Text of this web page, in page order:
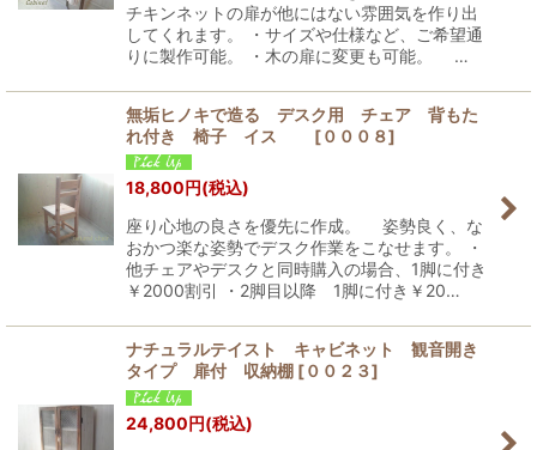
チキンネットの扉が他にはない雰囲気を作り出
してくれます。 ・サイズや仕様など、ご希望通
りに製作可能。 ・木の扉に変更も可能。 …
無垢ヒノキで造る デスク用 チェア 背もた
れ付き 椅子 イス
[０００８]
18,800円(税込)
座り心地の良さを優先に作成。 姿勢良く、な
おかつ楽な姿勢でデスク作業をこなせます。 ・
他チェアやデスクと同時購入の場合、1脚に付き
￥2000割引 ・2脚目以降 1脚に付き￥20…
ナチュラルテイスト キャビネット 観音開き
タイプ 扉付 収納棚 [００２３]
24,800円(税込)